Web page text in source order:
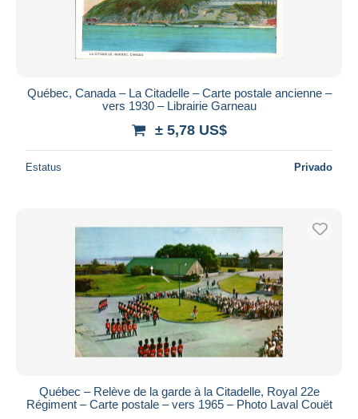
Québec, Canada – La Citadelle – Carte postale ancienne –
vers 1930 – Librairie Garneau
± 5,78 US$
Estatus Privado
Québec – Relève de la garde à la Citadelle, Royal 22e
Régiment – Carte postale – vers 1965 – Photo Laval Couët